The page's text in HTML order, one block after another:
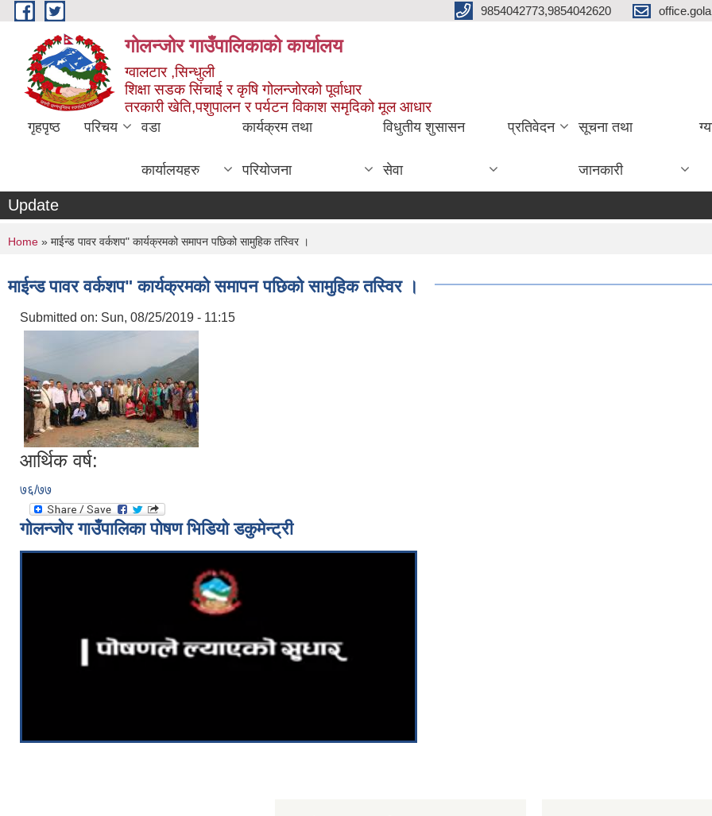
Skip to main content 9854042773,9854042620
गोलन्जोर गाउँपालिकाको कार्यालय
ग्वालटार ,सिन्धुली
शिक्षा सडक सिंचाई र कृषि गोलन्जोरको पूर्वाधार
तरकारी खेति,पशुपालन र पर्यटन विकाश समृदिको मूल आधार
गृहपृष्ठ परिचय वडा
कार्यालयहरु
कार्यक्रम तथा
परियोजना
विधुतीय शुसासन
सेवा
प्रतिवेदन सूचना तथा
जानकारी
Update
You are here
Home » माईन्ड पावर वर्कशप" कार्यक्रमको समापन पछिको सामुहिक तस्विर ।
माईन्ड पावर वर्कशप" कार्यक्रमको समापन पछिको सामुहिक तस्विर ।
Submitted on: Sun, 08/25/2019 - 11:15
आर्थिक वर्ष:
७६/७७
गोलन्जोर गाउँपालिका पोषण भिडियो डकुमेन्ट्री